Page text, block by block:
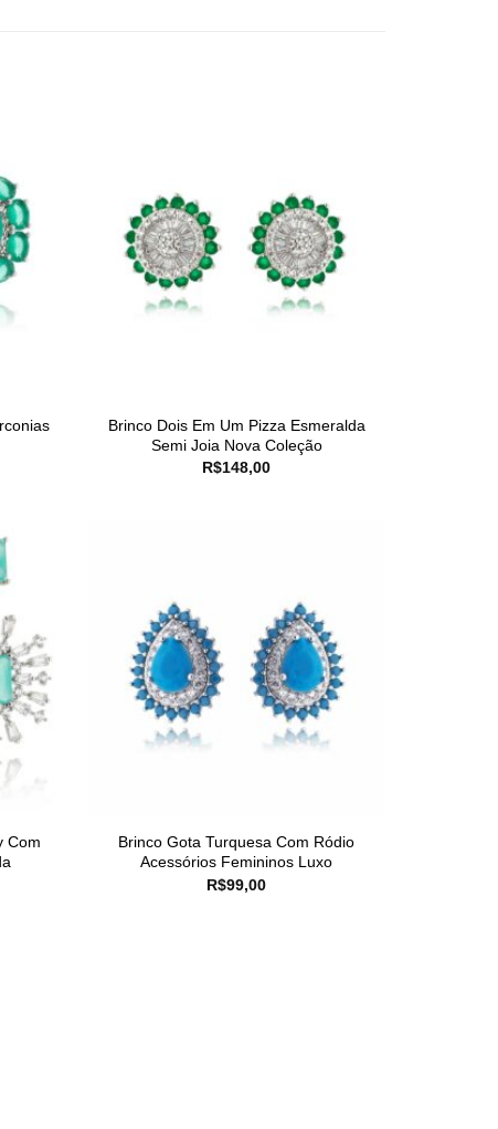
Brinco Dois Em Um Pizza Esmeralda
Semi Joia Nova Coleção
R$148,00
Com
Brinco Gota Turquesa Com Ródio
Acessórios Femininos Luxo
R$99,00